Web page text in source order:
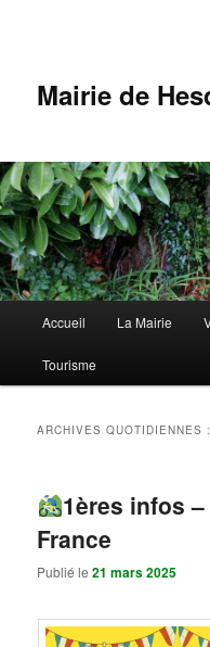
Mairie de
Accueil La Mairie
Tourisme
ARCHIVES QUOTIDIENNES :
1ères infos –
France
Publié le21 mars 2025